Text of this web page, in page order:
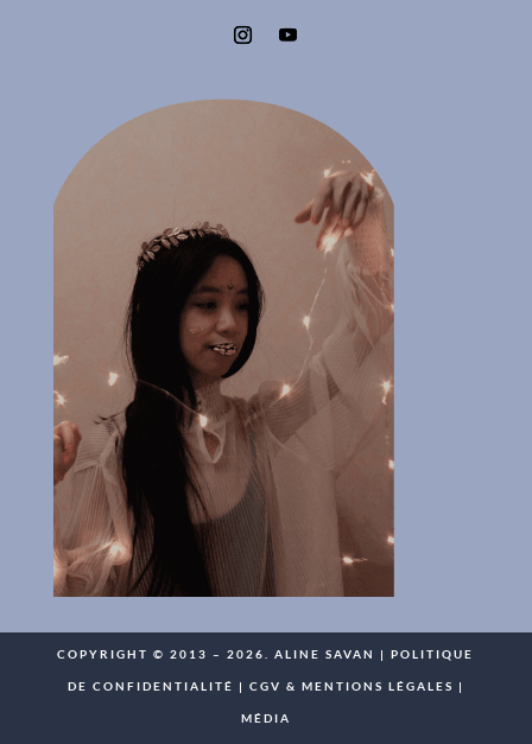
COPYRIGHT © 2013 – 2026. ALINE SAVAN |POLITIQUE
DE CONFIDENTIALITÉ | CGV & MENTIONS LÉGALES |
MÉDIA